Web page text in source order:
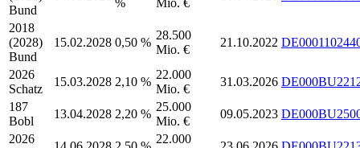
Bund
2018
(2028)
Bund
15.02.2028 0,50 %
28.500
Mio. €
21.10.2022
2026
Schatz
15.03.2028 2,10 %
22.000
Mio. €
31.03.2026
187
Bobl
13.04.2028 2,20 %
25.000
Mio. €
09.05.2023
2026
22.000